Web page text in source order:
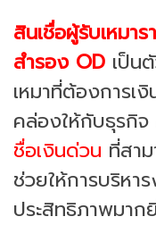
สินเชื่อผู้รับเหมา
สำรอง OD เป็น
เหมาที่ต้องการเ
คล่องให้กับธุรกิจ
ชื่อเงินด่วน ที่สา
ช่วยให้การบริหา
ประสิทธิภาพมาก